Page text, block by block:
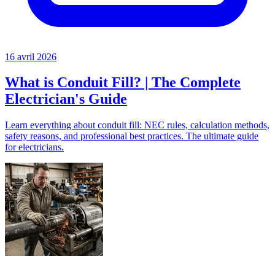
16 avril 2026
What is Conduit Fill? | The Complete
Electrician's Guide
Learn everything about conduit fill: NEC rules, calculation methods,
safety reasons, and professional best practices. The ultimate guide
for electricians.